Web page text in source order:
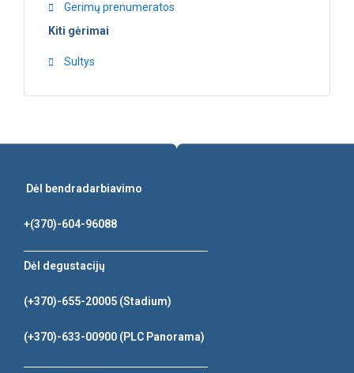
Gerimų prenumeratos
Kiti gėrimai
Sultys
Dėl bendradarbiavimo
+(370)-604-96088
Dėl degustacijų
(+370)-655-20005 (Stadium)
(+370)-633-00900 (PLC Panorama)